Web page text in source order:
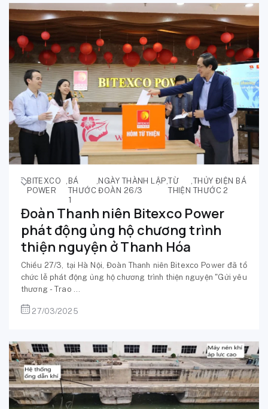
BITEXCO
POWER
, BÁ
THƯỚC
1
, NGÀY THÀNH LẬP
ĐOÀN 26/3
,TỪ
THIỆN
,THỦY ĐIỆN BÁ
THƯỚC 2
Đoàn Thanh niên Bitexco Power
phát động ủng hộ chương trình
thiện nguyện ở Thanh Hóa
Chiều 27/3, tại Hà Nội, Đoàn Thanh niên Bitexco Power đã tổ
chức lễ phát động ủng hộ chương trình thiện nguyện "Gửi yêu
thương - Trao ...
27/03/2025